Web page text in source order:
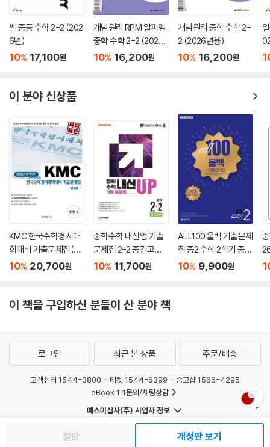
쎈 중등 수학 2-2 (202
6년)
10% 17,100원
개념원리 RPM 알피엠
중학 수학 2-2 (2026
년용)
10% 16,200원
개념원리 중학 수학 2-
2 (2026년용)
10% 16,200원
이 분야 신상품
KMC 한국수학경시대
회대비 기출문제집(후
기) 중등 2 (2026년)
10% 20,700원
중학수학 내신업 기출
문제집 2-2 중간고사
대비 (2026년)
10% 11,700원
ALL100 올백 기출문제
집 중2 수학 2학기 중간
고사 (2026년)
10% 9,900원
이 책을 구입하신 분들이 산 분야 책
절판 개정판 보기
로그인 최근 본 상품 주문/배송
고객센터 1544-3800 티켓 1544-6399
중고샵 1566-4295
eBook 1:1문의/채팅상담
예스이십사(주) 사업자 정보
개인정보처리방침
거래처관계자께